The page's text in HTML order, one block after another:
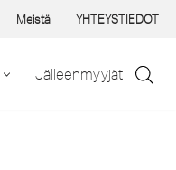
Meistä YHTEYSTIEDOT
Jälleenmyyjät